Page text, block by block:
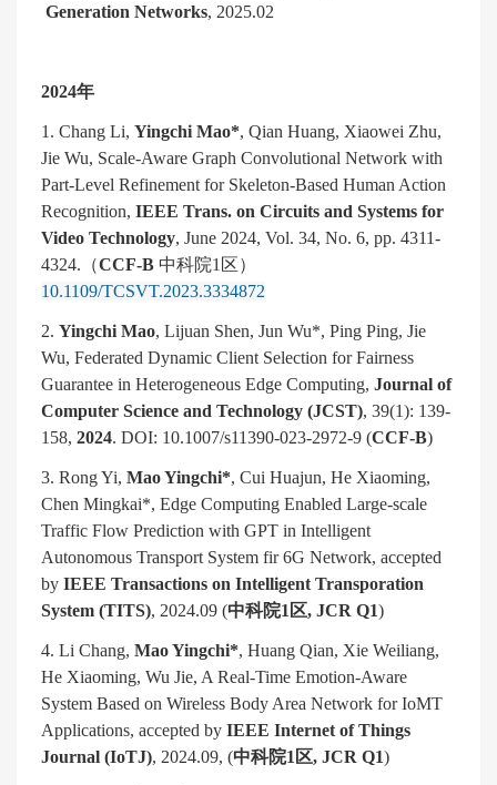
Generation Networks, 2025.02
2024年
1. Chang Li, Yingchi Mao*, Qian Huang, Xiaowei Zhu,
Jie Wu, Scale-Aware Graph Convolutional Network with
Part-Level Refinement for Skeleton-Based Human Action
Recognition, IEEE Trans. on Circuits and Systems for
Video Technology, June 2024, Vol. 34, No. 6, pp. 4311-
4324. （CCF-B 中科院1 区）
10.1109/TCSVT.2023.3334872
2. Yingchi Mao, Lijuan Shen, Jun Wu*, Ping Ping, Jie
Wu, Federated Dynamic Client Selection for Fairness
Guarantee in Heterogeneous Edge Computing, Journal of
Computer Science and Technology (JCST), 39(1): 139-
158, 2024. DOI: 10.1007/s11390-023-2972-9 (CCF-B)
3. Rong Yi, Mao Yingchi*, Cui Huajun, He Xiaoming,
Chen Mingkai*, Edge Computing Enabled Large-scale
Traffic Flow Prediction with GPT in Intelligent
Autonomous Transport System fir 6G Network, accepted
by IEEE Transactions on Intelligent Transporation
System (TITS), 2024.09 (中科院1 区, JCR Q1)
4. Li Chang, Mao Yingchi*, Huang Qian, Xie Weiliang,
He Xiaoming, Wu Jie, A Real-Time Emotion-Aware
System Based on Wireless Body Area Network for IoMT
Applications, accepted by IEEE Internet of Things
Journal (IoTJ), 2024.09, (中科院1 区, JCR Q1)